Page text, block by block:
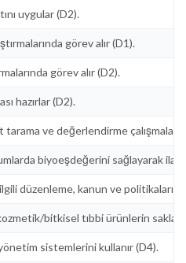
uygular (D2).
görev alır (D1).
görev alır (D2).
hazırlar (D2).
ve değerlendirme çalışmaları
biyoeşdeğerini sağlayarak ilaç
düzenleme, kanun ve politikaları
bitkisel tıbbi ürünlerin
sistemlerini kullanır (D4).